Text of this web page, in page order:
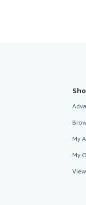
My
My